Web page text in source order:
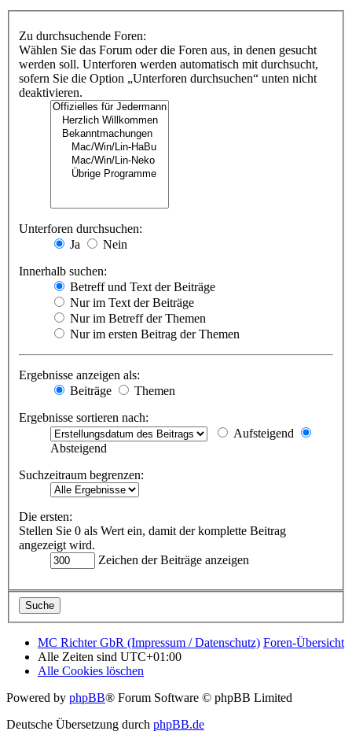
Zu durchsuchende Foren:
Wählen Sie das Forum oder die Foren aus, in denen gesucht
werden soll. Unterforen werden automatisch mit durchsucht,
sofern Sie die Option „Unterforen durchsuchen“ unten nicht
deaktivieren.
Unterforen durchsuchen:
Ja
Nein
Innerhalb suchen:
Betreff und Text der Beiträge
Nur im Text der Beiträge
Nur im Betreff der Themen
Nur im ersten Beitrag der Themen
Ergebnisse anzeigen als:
Beiträge
Themen
Ergebnisse sortieren nach:
Aufsteigend
Absteigend
Suchzeitraum begrenzen:
Die ersten:
Stellen Sie 0 als Wert ein, damit der komplette Beitrag
angezeigt wird.
Zeichen der Beiträge anzeigen
MC Richter GbR (Impressum / Datenschutz) Foren-Übersicht
Alle Zeiten sind UTC+01:00
Alle Cookies löschen
Powered by phpBB® Forum Software © phpBB Limited
Deutsche Übersetzung durch phpBB.de